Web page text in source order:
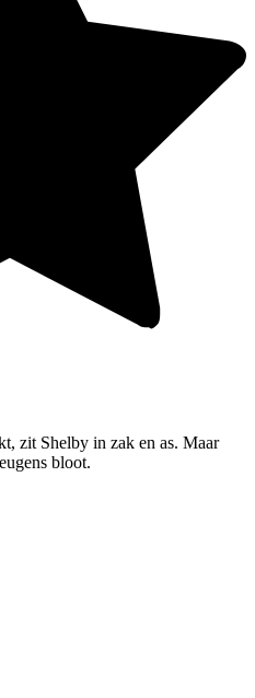
zit Shelby in zak en as. Maar
bloot.